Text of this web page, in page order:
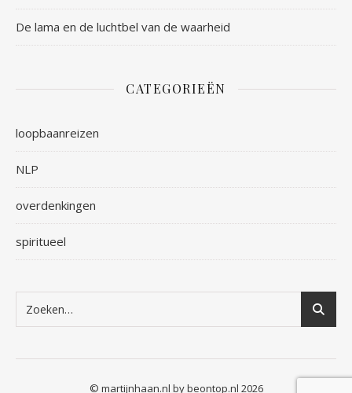
De lama en de luchtbel van de waarheid
CATEGORIEËN
loopbaanreizen
NLP
overdenkingen
spiritueel
© martijnhaan.nl by beontop.nl 2026